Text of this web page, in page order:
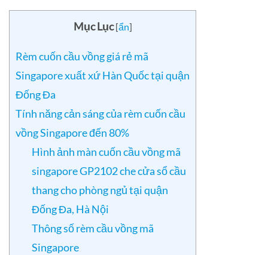
Mục Lục [ẩn]
Rèm cuốn cầu vồng giá rẻ mã
Singapore xuất xứ Hàn Quốc tại quận
Đống Đa
Tính năng cản sáng của rèm cuốn cầu
vồng Singapore đến 80%
Hình ảnh màn cuốn cầu vồng mã
singapore GP2102 che cửa sổ cầu
thang cho phòng ngủ tại quận
Đống Đa, Hà Nội
Thông số rèm cầu vồng mã
Singapore